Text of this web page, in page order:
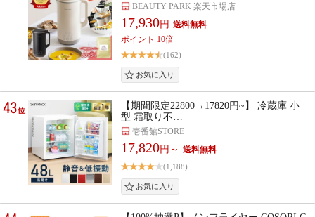
BEAUTY PARK 楽天市場店
17,930円
ポイント 10倍
(162)
43位
【期間限定22800→17820円~】 冷蔵庫 小
型 霜取り不…
壱番館STORE
17,820円～
(1,188)